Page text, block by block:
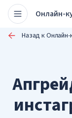
Онлайн-
Назад к Онлайн-